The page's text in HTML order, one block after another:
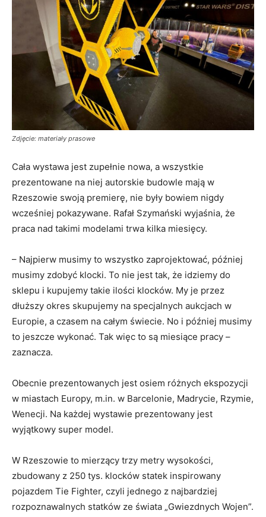
Zdjęcie: materiały prasowe
Cała wystawa jest zupełnie nowa, a wszystkie
prezentowane na niej autorskie budowle mają w
Rzeszowie swoją premierę, nie były bowiem nigdy
wcześniej pokazywane. Rafał Szymański wyjaśnia, że
praca nad takimi modelami trwa kilka miesięcy.
– Najpierw musimy to wszystko zaprojektować, później
musimy zdobyć klocki. To nie jest tak, że idziemy do
sklepu i kupujemy takie ilości klocków. My je przez
dłuższy okres skupujemy na specjalnych aukcjach w
Europie, a czasem na całym świecie. No i później musimy
to jeszcze wykonać. Tak więc to są miesiące pracy –
zaznacza.
Obecnie prezentowanych jest osiem różnych ekspozycji
w miastach Europy, m.in. w Barcelonie, Madrycie, Rzymie,
Wenecji. Na każdej wystawie prezentowany jest
wyjątkowy super model.
W Rzeszowie to mierzący trzy metry wysokości,
zbudowany z 250 tys. klocków statek inspirowany
pojazdem Tie Fighter, czyli jednego z najbardziej
rozpoznawalnych statków ze świata „Gwiezdnych Wojen”.